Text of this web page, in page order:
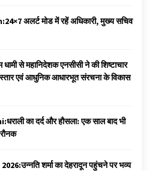
अलर्ट मोड में रहें अधिकारी, मुख्य सचिव
से महानिदेशक एनसीसी ने की शिष्टाचार
एवं आधुनिक आधारभूत संरचना के विकास
का दर्द और हौसला: एक साल बाद भी
शर्मा का देहरादून पहुंचने पर भव्य